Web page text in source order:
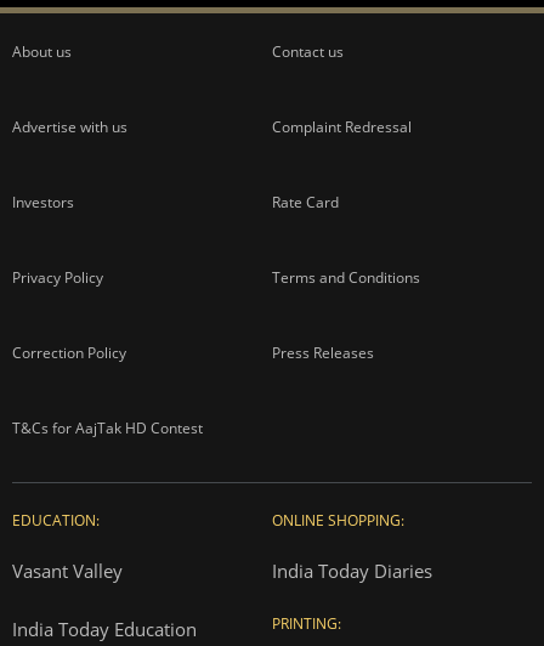
About us Contact us
Advertise with us Complaint Redressal
Investors Rate Card
Privacy Policy Terms and Conditions
Correction Policy Press Releases
T&Cs for AajTak HD Contest
EDUCATION:
Vasant Valley
India Today Education
ONLINE SHOPPING:
India Today Diaries
PRINTING: